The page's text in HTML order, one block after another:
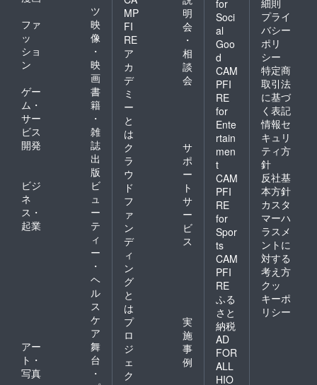
ツ
ファ
ッ
ショ
ン
映
像
・
映
画
ゲー
ム・
サー
ビス
開発
書
籍
・
雑
誌
出
版
ビジ
ネ
ス・
起業
ビ
ュ
ー
テ
ィ
ー
・
ヘ
ル
ス
ケ
ア
アー
ト・
写真
舞
台
・
MP
FI
RE
ア
カ
デ
ミ
ー
と
は
明
会
・
相
談
会
ク
ラ
ウ
ド
フ
ァ
ン
デ
ィ
ン
グ
と
は
サ
ポ
ー
ト
サ
ー
ビ
ス
プ
ロ
ジ
ェ
ク
実
施
事
例
for
Soci
al
Goo
d
CAM
PFI
RE
for
Ente
rtain
men
t
CAM
PFI
RE
for
Spor
ts
CAM
PFI
RE
ふる
さと
納税
AD
FOR
ALL
HIO
プライ
バシー
ポリ
シー
特定商
取引法
に基づ
く表記
情報セ
キュリ
ティ方
針
反社基
本方針
カスタ
マーハ
ラスメ
ントに
対する
考え方
クッ
キーポ
リシー